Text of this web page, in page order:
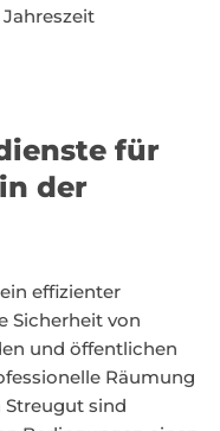
für
der
effizienter
Sicherheit von
und öffentlichen
Räumung
Streugut sind